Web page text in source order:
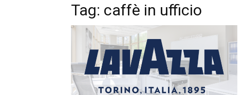
Tag: caffè in ufficio